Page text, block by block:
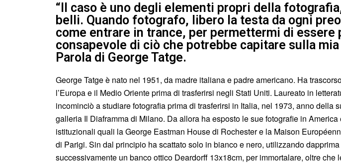
“Il caso è uno degli elementi propri della
belli. Quando fotografo, libero la testa da ogni
come entrare in trance, per permettermi di essere
consapevole di ciò che potrebbe capitare sulla mia
Parola di George Tatge.
George Tatge è nato nel 1951, da madre italiana e padre americano. Ha
l’Europa e il Medio Oriente prima di trasferirsi negli Stati Uniti. Laureato in
incominciò a studiare fotografia prima di trasferirsi in Italia, nel 1973, anno della
galleria Il Diaframma di Milano. Da allora ha esposto le sue fotografie in
istituzionali quali la George Eastman House di Rochester e la Maison
di Parigi. Sin dal principio ha scattato solo in bianco e nero, utilizzando
successivamente un banco ottico Deardorff 13x18cm, per immortalare, oltre che